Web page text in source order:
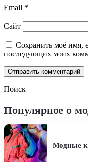
Email *
Сайт
Сохранить моё имя,
последующих моих
Поиск
Популярное о
Модные